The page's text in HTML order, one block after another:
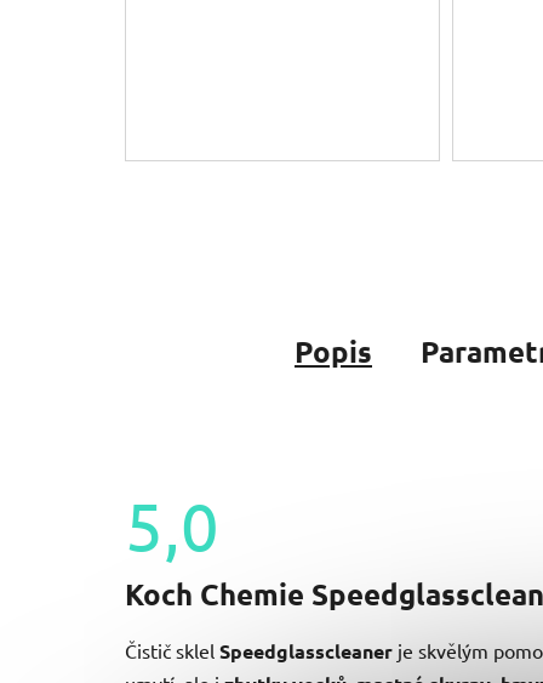
Popis
5,0
Průměrné
hodnocení
produktu
5,0
z
Koch Chemie
Čistič sklel Speedglasscleaner je skvělým